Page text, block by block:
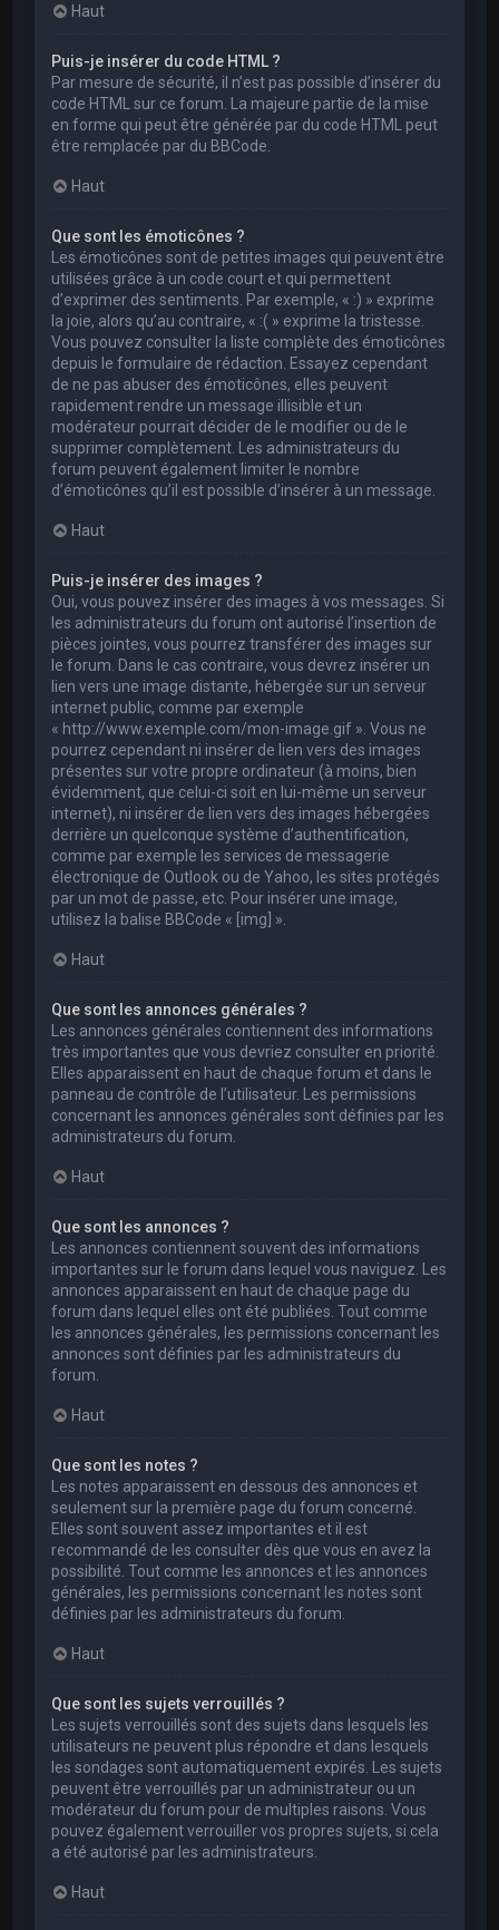
Haut
Puis-je insérer du code HTML ?
Par mesure de sécurité, il n’est pas possible d’insérer du
code HTML sur ce forum. La majeure partie de la mise
en forme qui peut être générée par du code HTML peut
être remplacée par du BBCode.
Haut
Que sont les émoticônes ?
Les émoticônes sont de petites images qui peuvent être
utilisées grâce à un code court et qui permettent
d’exprimer des sentiments. Par exemple, « :) » exprime
la joie, alors qu’au contraire, « :( » exprime la tristesse.
Vous pouvez consulter la liste complète des émoticônes
depuis le formulaire de rédaction. Essayez cependant
de ne pas abuser des émoticônes, elles peuvent
rapidement rendre un message illisible et un
modérateur pourrait décider de le modifier ou de le
supprimer complètement. Les administrateurs du
forum peuvent également limiter le nombre
d’émoticônes qu’il est possible d’insérer à un message.
Haut
Puis-je insérer des images ?
Oui, vous pouvez insérer des images à vos messages. Si
les administrateurs du forum ont autorisé l’insertion de
pièces jointes, vous pourrez transférer des images sur
le forum. Dans le cas contraire, vous devrez insérer un
lien vers une image distante, hébergée sur un serveur
internet public, comme par exemple
« http://www.exemple.com/mon-image.gif ». Vous ne
pourrez cependant ni insérer de lien vers des images
présentes sur votre propre ordinateur (à moins, bien
évidemment, que celui-ci soit en lui-même un serveur
internet), ni insérer de lien vers des images hébergées
derrière un quelconque système d’authentification,
comme par exemple les services de messagerie
électronique de Outlook ou de Yahoo, les sites protégés
par un mot de passe, etc. Pour insérer une image,
utilisez la balise BBCode « [img] ».
Haut
Que sont les annonces générales ?
Les annonces générales contiennent des informations
très importantes que vous devriez consulter en priorité.
Elles apparaissent en haut de chaque forum et dans le
panneau de contrôle de l’utilisateur. Les permissions
concernant les annonces générales sont définies par les
administrateurs du forum.
Haut
Que sont les annonces ?
Les annonces contiennent souvent des informations
importantes sur le forum dans lequel vous naviguez. Les
annonces apparaissent en haut de chaque page du
forum dans lequel elles ont été publiées. Tout comme
les annonces générales, les permissions concernant les
annonces sont définies par les administrateurs du
forum.
Haut
Que sont les notes ?
Les notes apparaissent en dessous des annonces et
seulement sur la première page du forum concerné.
Elles sont souvent assez importantes et il est
recommandé de les consulter dès que vous en avez la
possibilité. Tout comme les annonces et les annonces
générales, les permissions concernant les notes sont
définies par les administrateurs du forum.
Haut
Que sont les sujets verrouillés ?
Les sujets verrouillés sont des sujets dans lesquels les
utilisateurs ne peuvent plus répondre et dans lesquels
les sondages sont automatiquement expirés. Les sujets
peuvent être verrouillés par un administrateur ou un
modérateur du forum pour de multiples raisons. Vous
pouvez également verrouiller vos propres sujets, si cela
a été autorisé par les administrateurs.
Haut